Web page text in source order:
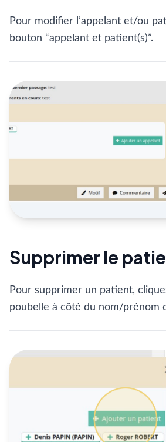
Pour modifier l’appelant et/ou
bouton “appelant et patient(s)”.
Supprimer le
Pour supprimer un patient,
poubelle à côté du nom/prénom